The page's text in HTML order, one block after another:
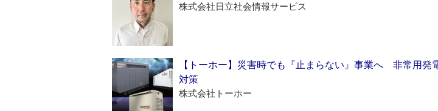
株式会社日立社会情報サービス
【トーホー】災害時でも『止まらない』事業へ 非常用発
対策
株式会社トーホー